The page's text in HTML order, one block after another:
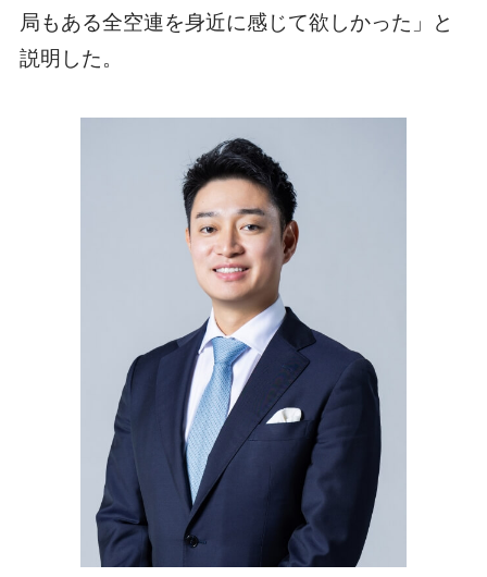
局もある全空連を身近に感じて欲しかった」と
説明した。